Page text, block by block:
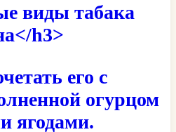
виды табака
h3>
его с
огурцом
ягодами.